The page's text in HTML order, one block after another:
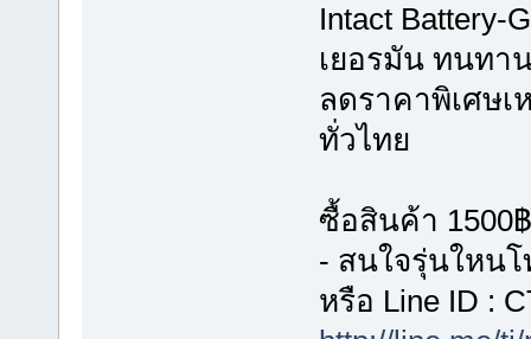
Intact Battery-
เยอรมัน ทนท
ลดราคาพิเศษเ
ทั่วไทย
ซื้อสินค้า 1500
- สนใจรุ่นใหนโ
หรือ Line ID :